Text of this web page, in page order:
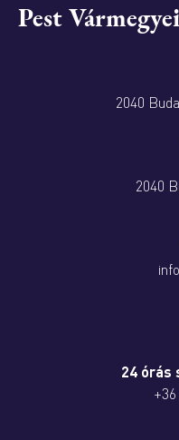
Pest
2040
2040
24 órás